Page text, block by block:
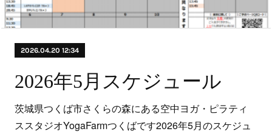
2026.04.20 12:34
2026年5月スケジュール
茨城県つくば市さくらの森にある空中ヨガ・ピラティ
ススタジオYogaFarmつくばです2026年5月のスケジュ